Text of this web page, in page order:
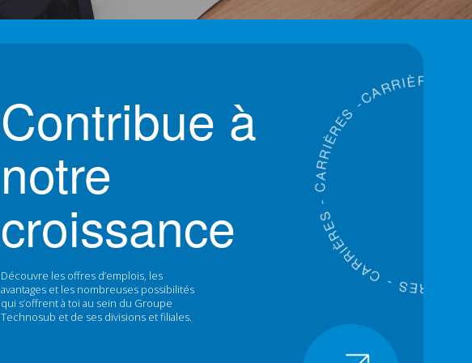
Contribue à
notre
croissance
Découvre les offres d’emplois, les
avantages et les nombreuses possibilités
qui s’offrent à toi au sein du Groupe
Technosub et de ses divisions et filiales.
C
C
A
R
R
È
R
E
S
-
C
A
R
R
È
R
E
S
-
C
A
R RIÈRES -